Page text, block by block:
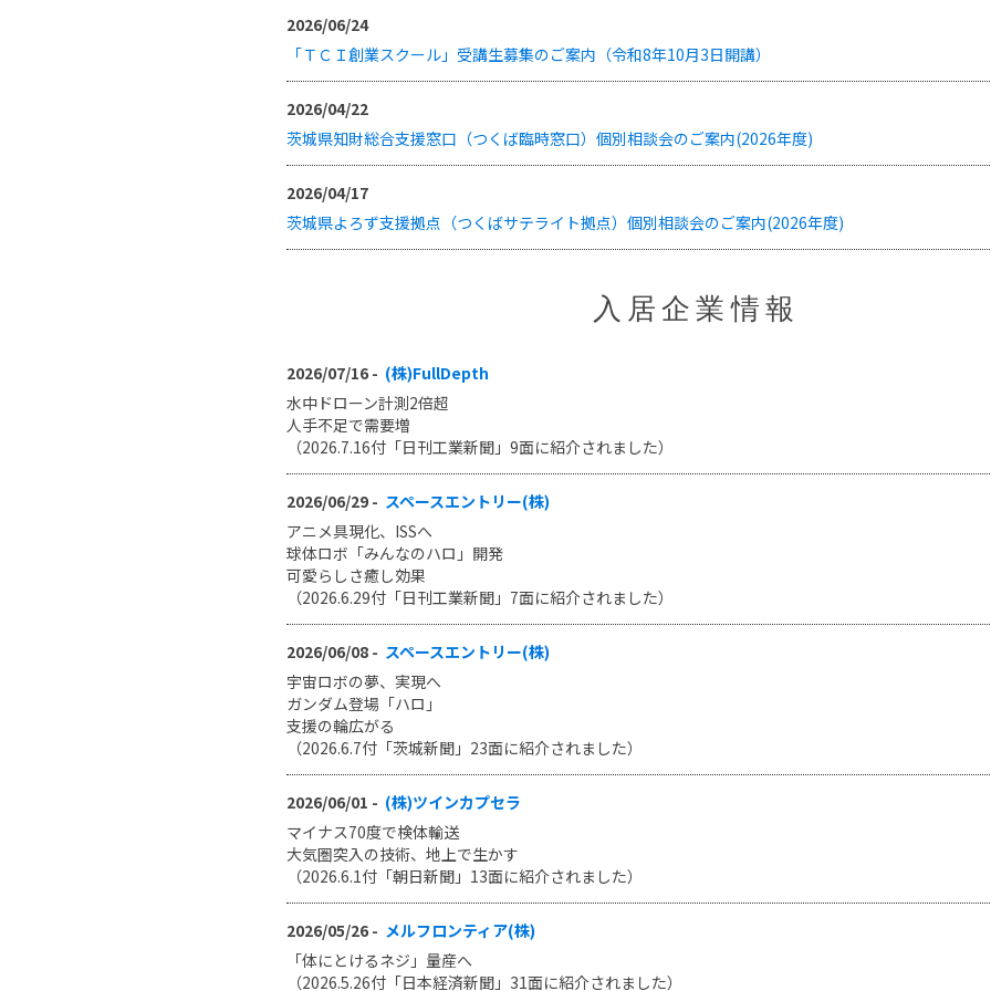
2026/06/24
「ＴＣＩ創業スクール」受講生募集のご案内（令和8年10月3日開講）
2026/04/22
茨城県知財総合支援窓口（つくば臨時窓口）個別相談会のご案内(2026年度)
2026/04/17
茨城県よろず支援拠点（つくばサテライト拠点）個別相談会のご案内(2026年度)
入居企業情報
2026/07/16 - (株)FullDepth
水中ドローン計測2倍超
人手不足で需要増
（2026.7.16付「日刊工業新聞」9面に紹介されました）
2026/06/29 - スペースエントリー(株)
アニメ具現化、ISSへ
球体ロボ「みんなのハロ」開発
可愛らしさ癒し効果
（2026.6.29付「日刊工業新聞」7面に紹介されました）
2026/06/08 - スペースエントリー(株)
宇宙ロボの夢、実現へ
ガンダム登場「ハロ」
支援の輪広がる
（2026.6.7付「茨城新聞」23面に紹介されました）
2026/06/01 - (株)ツインカプセラ
マイナス70度で検体輸送
大気圏突入の技術、地上で生かす
（2026.6.1付「朝日新聞」13面に紹介されました）
2026/05/26 - メルフロンティア(株)
「体にとけるネジ」量産へ
（2026.5.26付「日本経済新聞」31面に紹介されました）